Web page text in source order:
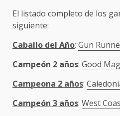
El listado completo de los
siguiente:
Caballo del Año: Gun
Campeón 2 años: Good
Campeona 2 años:
Campeón 3 años: West